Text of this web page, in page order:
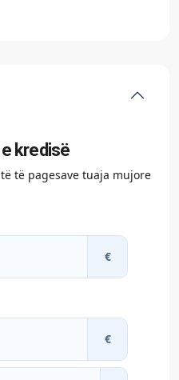
kredisë
të pagesave tuaja mujore
€
€